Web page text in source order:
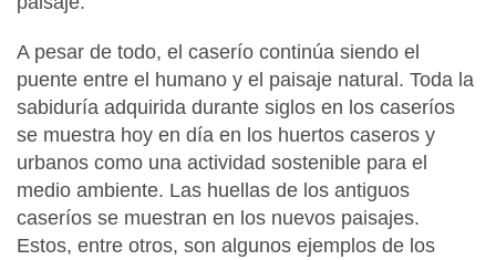
A pesar de todo, el caserío continúa siendo el
puente entre el humano y el paisaje natural. Toda la
sabiduría adquirida durante siglos en los caseríos
se muestra hoy en día en los huertos caseros y
urbanos como una actividad sostenible para el
medio ambiente. Las huellas de los antiguos
caseríos se muestran en los nuevos paisajes.
Estos, entre otros, son algunos ejemplos de los